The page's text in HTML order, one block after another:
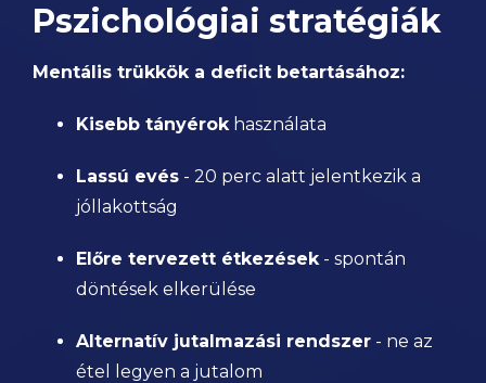
Pszichológiai stratégiák
Mentális trükkök a deficit betartásához:
Kisebb tányérokhasználata
Lassú evés - 20 perc alatt jelentkezik a
jóllakottság
Előre tervezett étkezések- spontán
döntések elkerülése
Alternatív jutalmazási rendszer - ne az
étel legyen a jutalom